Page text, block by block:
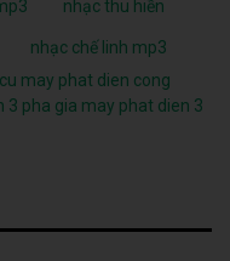
nhạc thu hiền
nhạc chế linh mp3
may phat dien cong
3 pha gia may phat dien 3